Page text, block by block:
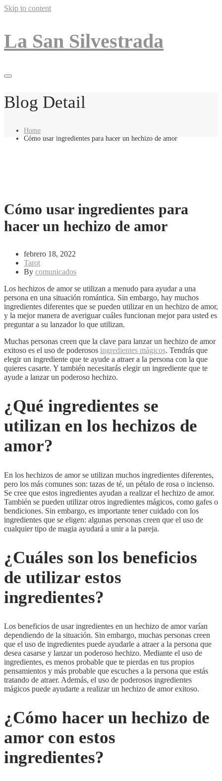
Skip to content
La San Silvestrada
Blog Detail
Home
Cómo usar ingredientes para hacer un hechizo de amor
Cómo usar ingredientes para
hacer un hechizo de amor
febrero 18, 2022
Tarot
By comunicados
Los hechizos de amor se utilizan a menudo para ayudar a una
persona en una situación romántica. Sin embargo, hay muchos
ingredientes diferentes que se pueden utilizar en un hechizo de amor,
y la mejor manera de averiguar cuáles funcionan mejor para usted es
preguntar a su lanzador lo que utilizan.
Muchas personas creen que la clave para lanzar un hechizo de amor
exitoso es el uso de poderosos ingredientes mágicos. Tendrás que
elegir un ingrediente que te ayude a atraer a la persona con la que
quieres casarte. Y también necesitarás elegir un ingrediente que te
ayude a lanzar un poderoso hechizo.
¿Qué ingredientes se
utilizan en los hechizos de
amor?
En los hechizos de amor se utilizan muchos ingredientes diferentes,
pero los más comunes son: tazas de té, un pétalo de rosa o incienso.
Se cree que estos ingredientes ayudan a realizar el hechizo de amor.
También se pueden utilizar otros ingredientes mágicos, como gafes o
bendiciones. Sin embargo, es importante tener cuidado con los
ingredientes que se eligen: algunas personas creen que el uso de
cualquier tipo de magia ayudará a unir a la pareja.
¿Cuáles son los beneficios
de utilizar estos
ingredientes?
Los beneficios de usar ingredientes en un hechizo de amor varían
dependiendo de la situación. Sin embargo, muchas personas creen
que el uso de ingredientes puede ayudarle a atraer a la persona que
desea casarse y lanzar un poderoso hechizo. Mediante el uso de
ingredientes, es menos probable que te pierdas en tus propios
pensamientos y más probable que escuches a la persona que estás
tratando de atraer. Además, el uso de poderosos ingredientes
mágicos puede ayudarte a realizar un hechizo de amor exitoso.
¿Cómo hacer un hechizo de
amor con estos
ingredientes?